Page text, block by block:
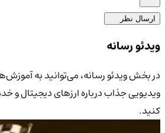
ارسال نظر
4.9/5
ویدئو رسانه
در بخش ویدئو رسانه، می‌توانید به
ویدیویی جذاب درباره ارزهای دیجیتال و
کنید.